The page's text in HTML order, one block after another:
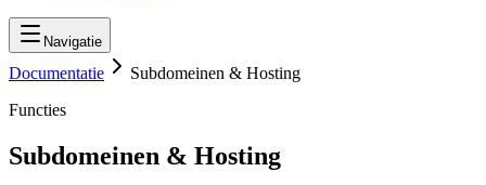
Navigatie
Documentatie
Subdomeinen & Hosting
Functies
Subdomeinen & Hosting